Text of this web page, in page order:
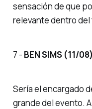
sensación de que
relevante dentro del
7 - BEN SIMS (11/08)
Sería el encargado
grande del evento.